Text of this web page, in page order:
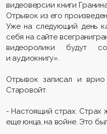
видеоверсии книги
Отрывок из его
Уже на следующий день
себя на сайте
видеоролики будут
и аудиокнигу».
Отрывок записал и
Старовойт.
- Настоящий страх. Страх
еще юнца, на войне. Это